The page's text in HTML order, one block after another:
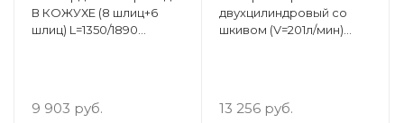
В КОЖУХЕ (8 шлиц+6
шлиц) L=1350/1890
9 903 руб.
двухцилиндровый со
шкивом (V=201л/мин)
13 256 руб.